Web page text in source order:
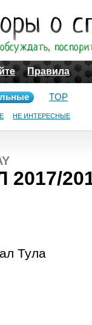
Правила
НЕ ИНТЕРЕСНЫЕ
TOP
Тула